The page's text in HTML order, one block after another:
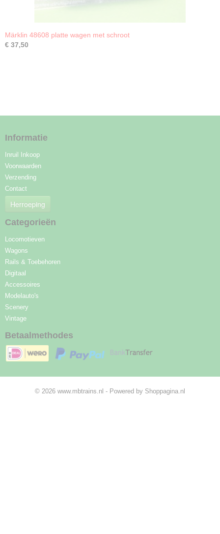
Märklin 48608 platte wagen met schroot
€ 37,50
Informatie
Inruil Inkoop
Voorwaarden
Verzending
Contact
Herroeping
Categorieën
Locomotieven
Wagons
Rails & Toebehoren
Digitaal
Accessoires
Modelauto's
Scenery
Vintage
Betaalmethodes
© 2026 www.mbtrains.nl - Powered by Shoppagina.nl